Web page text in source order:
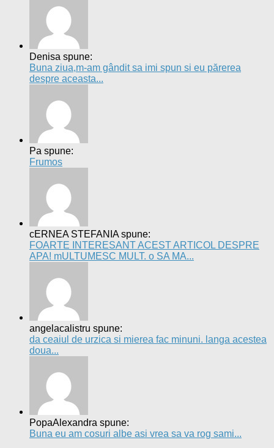
Denisa spune:
Buna ziua,m-am gândit sa imi spun si eu părerea
despre aceasta...
Pa spune:
Frumos
cERNEA STEFANIA spune:
FOARTE INTERESANT ACEST ARTICOL DESPRE
APA! mULTUMESC MULT. o SA MA...
angelacalistru spune:
da ceaiul de urzica si mierea fac minuni. langa acestea
doua...
PopaAlexandra spune:
Buna eu am cosuri albe asi vrea sa va rog sami...